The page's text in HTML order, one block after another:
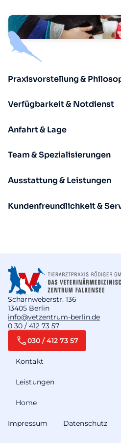
Praxisvorstellung &
Verfügbarkeit & Notdienst
Anfahrt & Lage
Team & Spezialisierungen
Ausstattung & Leistungen
Kundenfreundlichkeit &
Scharnweberstr. 136
13405 Berlin
info@vetzentrum-berlin.de
0 30 / 412 73 57
Home
Leistungen
Kontakt
030 / 412 73 57
Impressum Datenschutz